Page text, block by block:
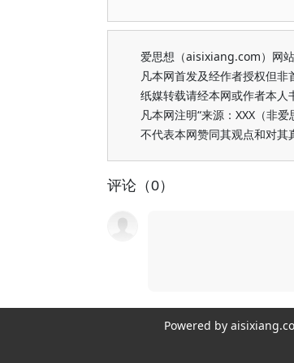
爱思想（aisixiang.com）网
凡本网首发及经作者授权但
纸媒转载请经本网或作者本人
凡本网注明“来源：XXX（非
不代表本网赞同其观点和对其
评论（0）
Powered by